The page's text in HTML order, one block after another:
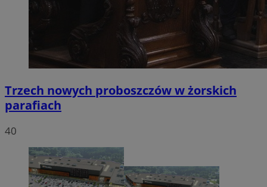
Trzech nowych proboszczów w żorskich
parafiach
40